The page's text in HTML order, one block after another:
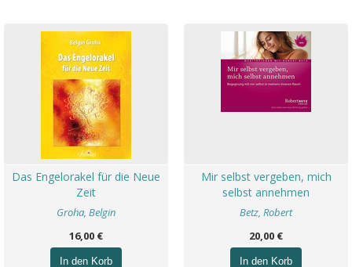
Das Engelorakel für die Neue
Zeit
Groha, Belgin
16,00 €
In den Korb
Mir selbst vergeben, mich
selbst annehmen
Betz, Robert
20,00 €
In den Korb